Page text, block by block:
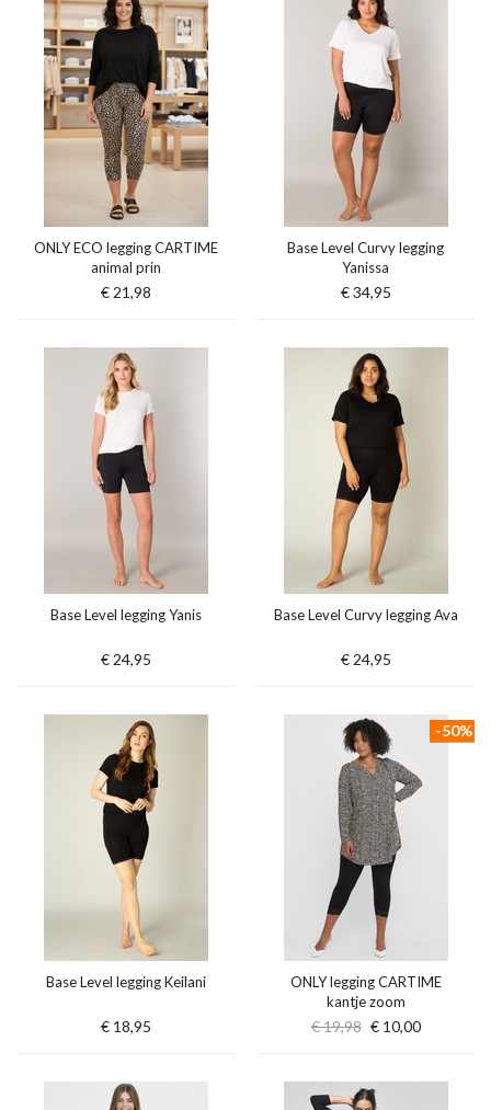
ONLY ECO legging CARTIME
animal prin
€ 21,98
Base Level Curvy legging
Yanissa
€ 34,95
Base Level legging Yanis
€ 24,95
Base Level Curvy legging Ava
€ 24,95
Base Level legging Keilani
€ 18,95
ONLY legging CARTIME
kantje zoom
€ 19,98 € 10,00
-50%